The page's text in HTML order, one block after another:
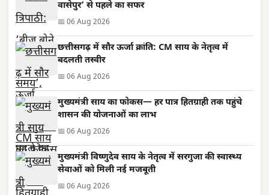
वासेपुर’ से पहले का सफर
📅 06 Aug 2026
छत्तीसगढ़ में सौर ऊर्जा क्रांति: CM साय के नेतृत्व में
बदलती तस्वीर
📅 06 Aug 2026
मुख्यमंत्री साय का फोकस— हर पात्र हितग्राही तक पहुंचे
शासन की योजनाओं का लाभ
📅 06 Aug 2026
मुख्यमंत्री विष्णुदेव साय के नेतृत्व में सरगुजा की स्वास्थ्य
सेवाओं को मिली नई मजबूती
📅 06 Aug 2026